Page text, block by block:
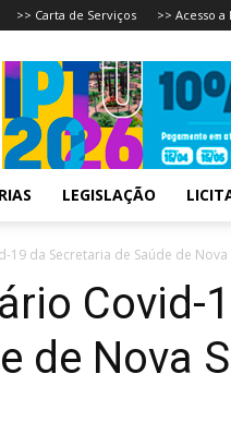
>> Carta de Serviços >> Acesso
LEGISLAÇÃO
19 da Secretaria de Saúde de Nova
Covid-
de Nova